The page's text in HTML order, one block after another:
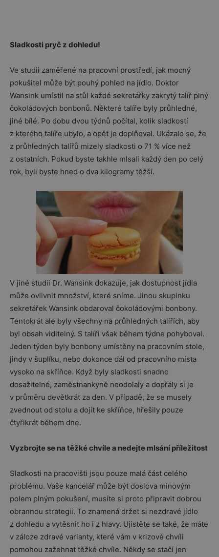
Sladkosti pryč z dohledu!
Ve studii zaměřené na pracovní prostředí, jak mocný
pokušitel může být pouhý pohled na jídlo. Doktor
Wansink umístil na stůl každé sekretářky zakrytý talíř plný
čokoládových bonbonů. Některé talíře byly průhledné,
jiné bílé. Po dobu dvou týdnů počítal, kolik sladkostí
z kterého talíře ubylo, a opět je doplňoval. Ukázalo se, že
z průhledných talířů mizely sladkosti o 71 % více než
z ostatních. Pokud byste takhle mlsali každý den po celý
rok, byli byste hned o dva kilogramy těžší.
V jiné studii Dr. Wansink dokazuje, jak dostupnost jídla
může ovlivnit množství, které sníme. Jinou skupinku
sekretářek Wansink obdaroval čokoládovými bonbony.
Tentokrát ale byly všechny na průhledných talířích, aby
byl obsah viditelný. S talíři však během týdne pohyboval.
Jeden týden byly bonbony umístěny na pracovním stole,
jindy v šuplíku, nebo dokonce dál od pracovního místa
vysoko na skříňce. Když byly sladkosti snadno
dosažitelné, zaměstnankyně neodolaly a dopřály si je
v průměru devětkrát za den. V případě, že se musely
zvednout od stolu a dojít ke skříňce, hřešily pouze
čtyřikrát během dne.
Vyzbrojte se na těžké chvíle a nedejte mlsání příležitost
Sladkosti na pracovišti jsou pouze malá část celého
problému. Vaše kancelář může být doslova minovým
polem plným pokušení, musíte si proto připravit dobrou
obrannou strategii. To znamená držet si nezdravé jídlo
z dohledu a vytěsnit ho i z hlavy. Ujistěte se také, že máte
v záloze zdravé varianty, které vám v krizové chvíli
pomohou zažehnat těžké chvíle. Někdy se stačí jen